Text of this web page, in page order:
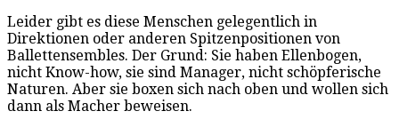
Leider gibt es diese Menschen gelegentlich in
Direktionen oder anderen Spitzenpositionen von
Ballettensembles. Der Grund: Sie haben Ellenbogen,
nicht Know-how, sie sind Manager, nicht schöpferische
Naturen. Aber sie boxen sich nach oben und wollen sich
dann als Macher beweisen.